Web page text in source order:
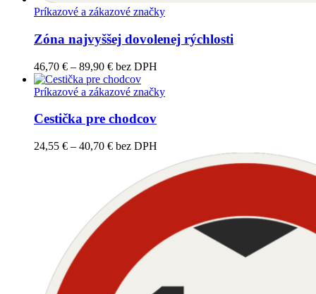
Príkazové a zákazové značky
Zóna najvyššej dovolenej rýchlosti
46,70 € – 89,90 €Price
range:
46,70 €
89,90 €
bez DPH
Príkazové a zákazové značky
Cestička pre chodcov
24,55 € – 40,70 €Price
through
40,70 €
bez DPH